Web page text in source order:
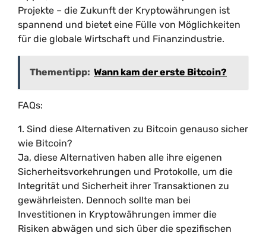
Projekte – die Zukunft der Kryptowährungen ist
spannend und bietet eine Fülle von Möglichkeiten
für die globale Wirtschaft und Finanzindustrie.
Thementipp: Wann kam der erste Bitcoin?
FAQs:
1. Sind diese Alternativen zu Bitcoin genauso sicher
wie Bitcoin?
Ja, diese Alternativen haben alle ihre eigenen
Sicherheitsvorkehrungen und Protokolle, um die
Integrität und Sicherheit ihrer Transaktionen zu
gewährleisten. Dennoch sollte man bei
Investitionen in Kryptowährungen immer die
Risiken abwägen und sich über die spezifischen